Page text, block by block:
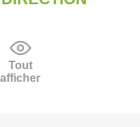
Tout
afficher